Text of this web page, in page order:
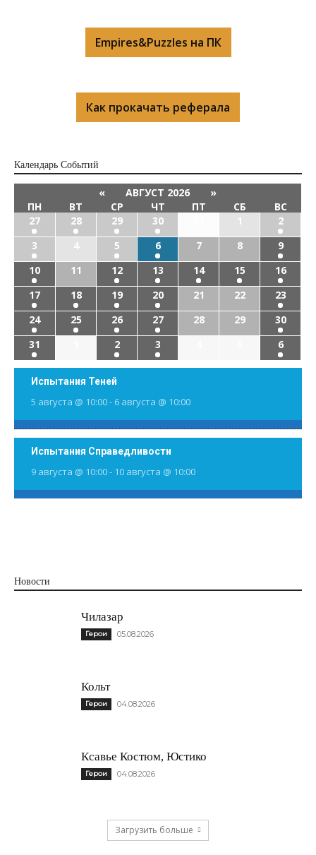
Empires&Puzzles на ПК
Как прокачать реферала
Календарь Cобытий
« АВГУСТ 2026
»
ПН
ВТ СР ЧТ ПТ СБ
ВС
27
28 29 30 1
2
3
4 5 6 7 8
9
10
11 12 13 14 15
16
17
18 19 20 21 22
23
24
25 26 27 28 29
30
31
2 3 6
Испытания Теней
5 августа @ 10:00- 6 августа @ 10:00
Испытания Справедливости
9 августа @ 10:00- 10 августа @ 10:00
Новости
Чилазар
Герои 05.08.2026
Кольт
Герои 04.08.2026
Ксавье Костюм, Юстико
Герои 04.08.2026
Загрузить больше